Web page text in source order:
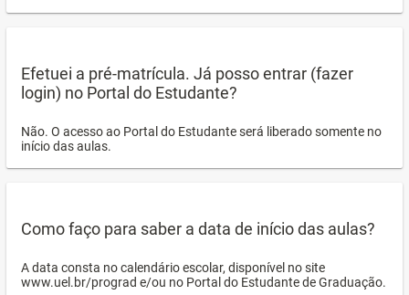
Efetuei a pré-matrícula. Já posso entrar (fazer
login) no Portal do Estudante?
Não. O acesso ao Portal do Estudante será liberado somente no
início das aulas.
Como faço para saber a data de início das aulas?
A data consta no calendário escolar, disponível no site
www.uel.br/prograd e/ou no Portal do Estudante de Graduação.